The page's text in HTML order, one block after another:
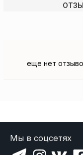
еще нет
Мы в соцсетях